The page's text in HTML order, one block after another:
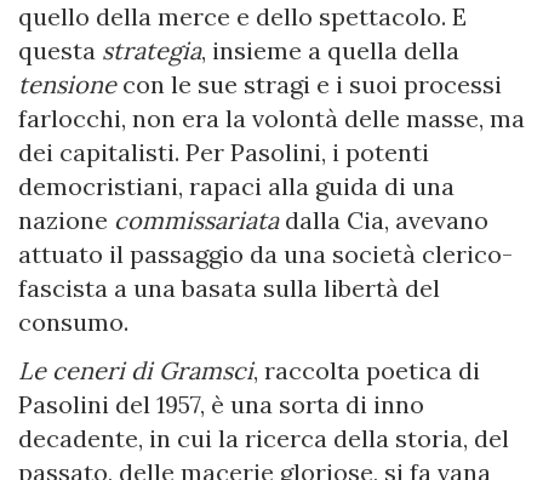
quello della merce e dello spettacolo. E
questa strategia, insieme a quella della
tensionecon le sue stragi e i suoi processi
farlocchi, non era la volontà delle masse, ma
dei capitalisti. Per Pasolini, i potenti
democristiani, rapaci alla guida di una
nazione commissariatadalla Cia, avevano
attuato il passaggio da una società clerico-
fascista a una basata sulla libertà del
consumo.
Le ceneri di Gramsci, raccolta poetica di
Pasolini del 1957, è una sorta di inno
decadente, in cui la ricerca della storia, del
passato, delle macerie gloriose, si fa vana